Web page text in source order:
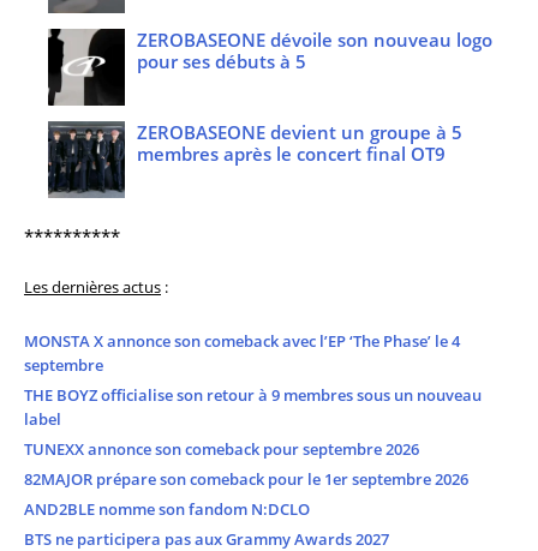
ZEROBASEONE dévoile son nouveau logo
pour ses débuts à 5
ZEROBASEONE devient un groupe à 5
membres après le concert final OT9
**********
Les dernières actus :
MONSTA X annonce son comeback avec l’EP ‘The Phase’ le 4
septembre
THE BOYZ officialise son retour à 9 membres sous un nouveau
label
TUNEXX annonce son comeback pour septembre 2026
82MAJOR prépare son comeback pour le 1er septembre 2026
AND2BLE nomme son fandom N:DCLO
BTS ne participera pas aux Grammy Awards 2027